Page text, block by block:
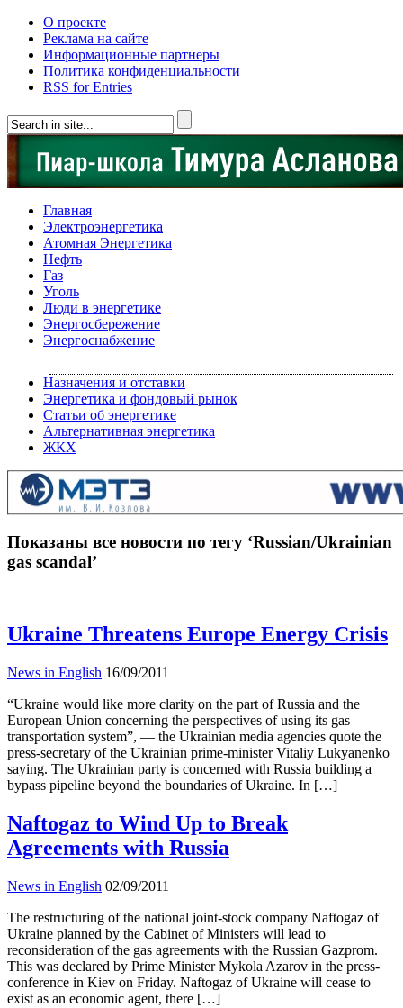
О проекте
Реклама на сайте
Информационные партнеры
Политика конфиденциальности
RSS for Entries
Главная
Электроэнергетика
Атомная Энергетика
Нефть
Газ
Уголь
Люди в энергетике
Энергосбережение
Энергоснабжение
Назначения и отставки
Энергетика и фондовый рынок
Статьи об энергетике
Альтернативная энергетика
ЖКХ
Показаны все новости по тегу ‘Russian/Ukrainian
gas scandal’
Ukraine Threatens Europe Energy Crisis
News in English 16/09/2011
“Ukraine would like more clarity on the part of Russia and the
European Union concerning the perspectives of using its gas
transportation system”, — the Ukrainian media agencies quote the
press-secretary of the Ukrainian prime-minister Vitaliy Lukyanenko
saying. The Ukrainian party is concerned with Russia building a
bypass pipeline beyond the boundaries of Ukraine. In […]
Naftogaz to Wind Up to Break
Agreements with Russia
News in English 02/09/2011
The restructuring of the national joint-stock company Naftogaz of
Ukraine planned by the Cabinet of Ministers will lead to
reconsideration of the gas agreements with the Russian Gazprom.
This was declared by Prime Minister Mykola Azarov in the press-
conference in Kiev on Friday. Naftogaz of Ukraine will cease to
exist as an economic agent, there […]